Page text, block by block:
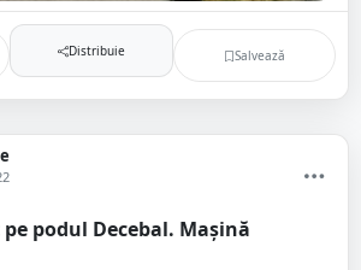
Distribuie Salvează
pe podul Decebal. Mașină